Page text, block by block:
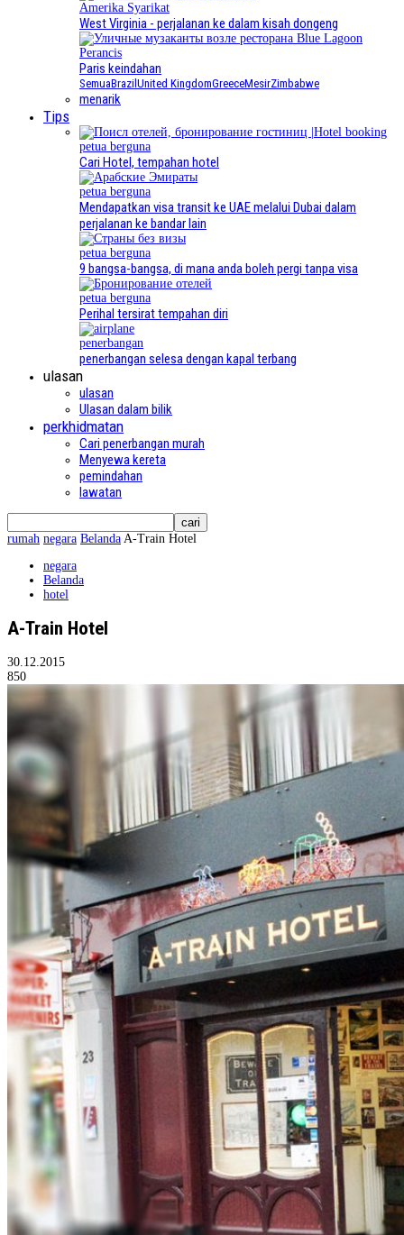
Amerika Syarikat
West Virginia - perjalanan ke dalam kisah dongeng
Perancis
Paris keindahan
SemuaBrazil United KingdomGreeceMesirZimbabwe
menarik
Tips
petua berguna
Cari Hotel, tempahan hotel
petua berguna
Mendapatkan visa transit ke UAE melalui Dubai dalam
perjalanan ke bandar lain
petua berguna
9 bangsa-bangsa, di mana anda boleh pergi tanpa visa
petua berguna
Perihal tersirat tempahan diri
penerbangan
penerbangan selesa dengan kapal terbang
ulasan
ulasan
Ulasan dalam bilik
perkhidmatan
Cari penerbangan murah
Menyewa kereta
pemindahan
lawatan
rumah negara Belanda A-Train Hotel
negara
Belanda
hotel
A-Train Hotel
30.12.2015
850